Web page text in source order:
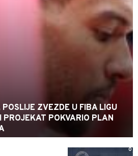
POSLIJE ZVEZDE U FIBA LIGU
PROJEKAT POKVARIO PLAN
0